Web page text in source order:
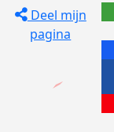
Deel mijn
pagina